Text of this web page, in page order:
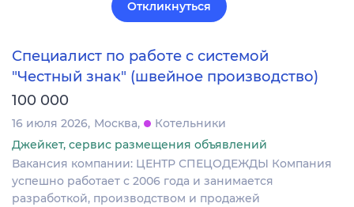
Откликнуться
Специалист по работе с системой
"Честный знак" (швейное производство)
100 000
16 июля 2026 Москва
Котельники
Джейкет, сервис размещения объявлений
Вакансия компании: ЦЕНТР СПЕЦОДЕЖДЫ Компания
успешно работает с 2006 года и занимается
разработкой, производством и продажей